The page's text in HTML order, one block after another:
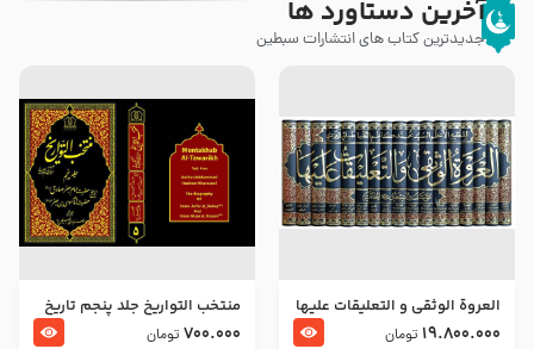
آخرین دستاورد ها
جدیدترین کتاب های انتشارات سبطین
العروة الوثقى و التعليقات عليها
– طرح جدید
19.800.000 تومان
منتخب التواریخ جلد پنجم تاریخ
امام جعفر صادق و امام موسی
700.000 تومان